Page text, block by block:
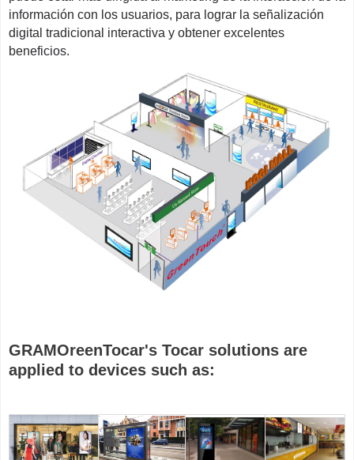
información con los usuarios, para lograr la señalización
digital tradicional interactiva y obtener excelentes
beneficios.
GRAMOreenTocar's Tocar solutions are
applied to devices such as: